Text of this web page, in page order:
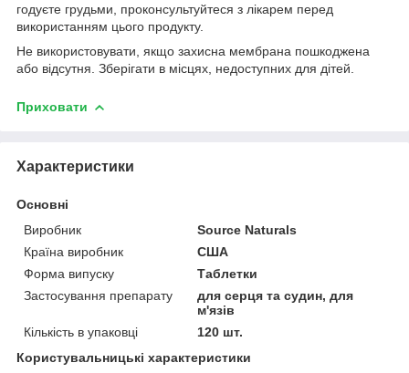
годуєте грудьми, проконсультуйтеся з лікарем перед
використанням цього продукту.
Не використовувати, якщо захисна мембрана пошкоджена
або відсутня. Зберігати в місцях, недоступних для дітей.
Приховати
Характеристики
Основні
Виробник
Source Naturals
Країна виробник
США
Форма випуску
Таблетки
Застосування препарату
для серця та судин, для
м'язів
Кількість в упаковці
120 шт.
Користувальницькі характеристики